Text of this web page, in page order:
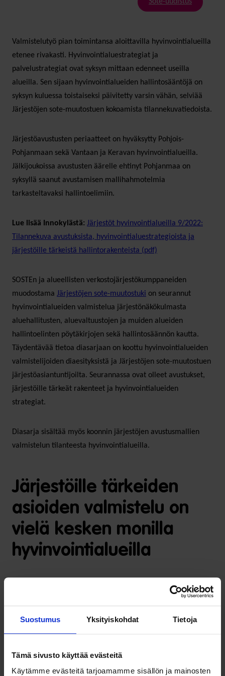
Suostumus Yksityiskohdat Tietoja
Tämä sivusto käyttää evästeitä
Käytämme evästeitä tarjoamamme sisällön ja mainosten
Valmistelutyö pian toimintansa aloittavilla hyvinvointialueilla
etenee rivakasti. Hyvinvointialuestrategiat ja
palvelustrategiat ovat syksyn mittaan edenneet useilla
alueilla. Sen sijaan hyvinvointialueiden hallintosääntöjä on
syksyn kuluessa toistaiseksi päivitetty varsin vähän, selviää
Järjestöjen sote-muutostuen kokoamista tilannekuvatiedoista.
Järjestöavustusten periaatteet on hyväksytty Pohjois-
Pohjanmaan sekä Vantaan ja Keravan hyvinvointialueilla.
Jälkijoukoissa avustusten äärelle ehtinyt Pohjanmaa on
syksyllä saanut avustamisen mallihahmotelmia
tarkasteltavaksi hallintoelimiin.
Lue lisää Innokylästä: Järjestöt hyvinvointialueilla 9/2022:
Tilannekuva avustuksista, hyvinvointialuestrategioista ja
järjestöille tärkeistä hallintorakenteista (pdf)
SOSTEn ja alueellisten verkostojärjestökumppaneiden
muodostama Järjestöjen sote-muutostuki on seurannut
hyvinvointialueiden valmistelua järjestönäkökulmasta
aluehallitusten, aluevaltuustojen ja muiden alueiden
hallintoelinten pöytäkirjojen sekä hallintosäännön kautta.
Täydentävää tietoa diasarjaan on koottu hyvinvointialueiden
valmistelijoiden diaesityksistä ja Järjestöjen sote-muutostuen
järjestöasiantuntijoilta. Seurannassa ovat olleet avustukset,
järjestöille tärkeät rakenteet ja hyvinvointialueiden
strategiat.
Diasarja sisältää myös koonnin järjestöjen avustusmallien
valmistelun tilanteesta hyvinvointialueilla.
Järjestöille tärkeiden
asioiden valmistelu on
vielä kesken monilla
hyvinvointialueilla
Janne Haikariennakoi,
että loppuvuonna hyvinvointialueiden valmistelijoiden
pelastuspalvelujen järjestämisestä siirtyy kunnilta ja
pakottaa priorisoimaan alueiden valmistelua